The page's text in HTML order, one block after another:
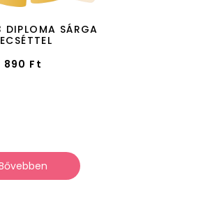
SÁRGA
890 Ft